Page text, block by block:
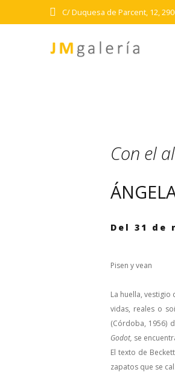
C/ Duquesa de Parcent, 12,
Con el
Del 31 de
Pisen y vean
La huella,
vidas, reales o
(Córdoba, 1956)
Godot, se
El texto de
zapatos que se